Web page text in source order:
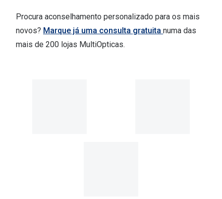
Procura aconselhamento personalizado para os mais
novos? Marque já uma consulta gratuita numa das
mais de 200 lojas MultiOpticas.